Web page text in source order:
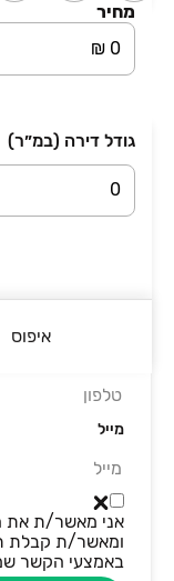
מחיר
גודל דירה (במ״ר)
איפוס
השארת
מייל
אני מאשר/ת את
באמצעי הקשר